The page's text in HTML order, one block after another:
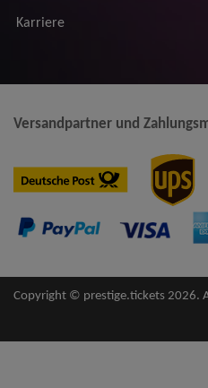
Karriere
Versandpartner und
Copyright © prestige.tickets 2026.